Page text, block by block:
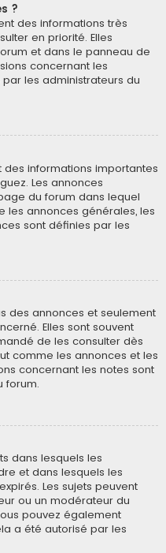
?
des informations très
en priorité. Elles
et dans le panneau de
concernant les
les administrateurs du
des informations importantes
Les annonces
du forum dans lequel
les annonces générales, les
sont définies par les
des annonces et seulement
Elles sont souvent
de les consulter dès
comme les annonces et les
concernant les notes sont
forum.
dans lesquels les
et dans lesquels les
Les sujets peuvent
ou un modérateur du
pouvez également
a été autorisé par les